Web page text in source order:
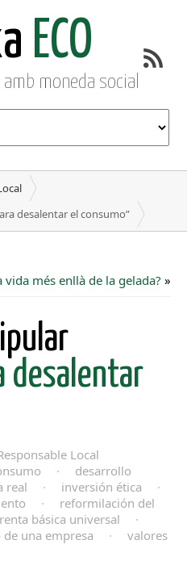
ECO
moneda social
desalentar el consumo”
vida més enllà de la gelada? »
desalentar
Local
·
desarrollo
real · inversión ética
·
·
reformilación del
renta básica universal
·
una empresa
·
valores